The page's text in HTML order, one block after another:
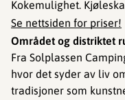
Kokemulighet.
Se nettsiden for priser!
Området og distriktet
Fra Solplassen
hvor det syder av liv
tradisjoner som